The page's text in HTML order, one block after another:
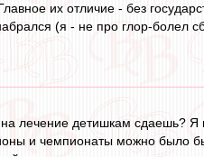
их отличие - без
(я - не про глор-болел
лечение детишкам сдаешь?
и чемпионаты можно было